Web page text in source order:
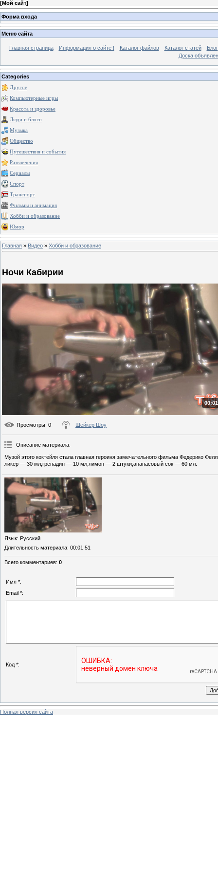
[Мой сайт]
Форма входа
Меню сайта
Главная страница Информация о сайте ! Каталог файлов Каталог статей
Блог
Доска
Categories
Другое
Компьютерные игры
Красота и здоровье
Люди и блоги
Музыка
Общество
Путешествия и события
Развлечения
Сериалы
Спорт
Транспорт
Фильмы и анимация
Хобби и образование
Юмор
Главная » Видео » Хобби и образование
Ночи Кабирии
Просмотры: 0 Шейкер Шоу
Описание материала:
Музой этого коктейля стала главная героиня замечательного фильма Федерико
ликер — 30 мл;гренадин — 10 мл;лимон — 2 штуки;ананасовый сок — 60 мл.
Язык: Русский
Длительность материала: 00:01:51
Всего комментариев: 0
Имя *:
Email *:
Код *:
Полная версия сайта